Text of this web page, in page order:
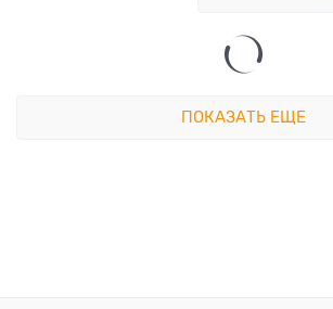
ПОКАЗАТЬ ЕЩЕ